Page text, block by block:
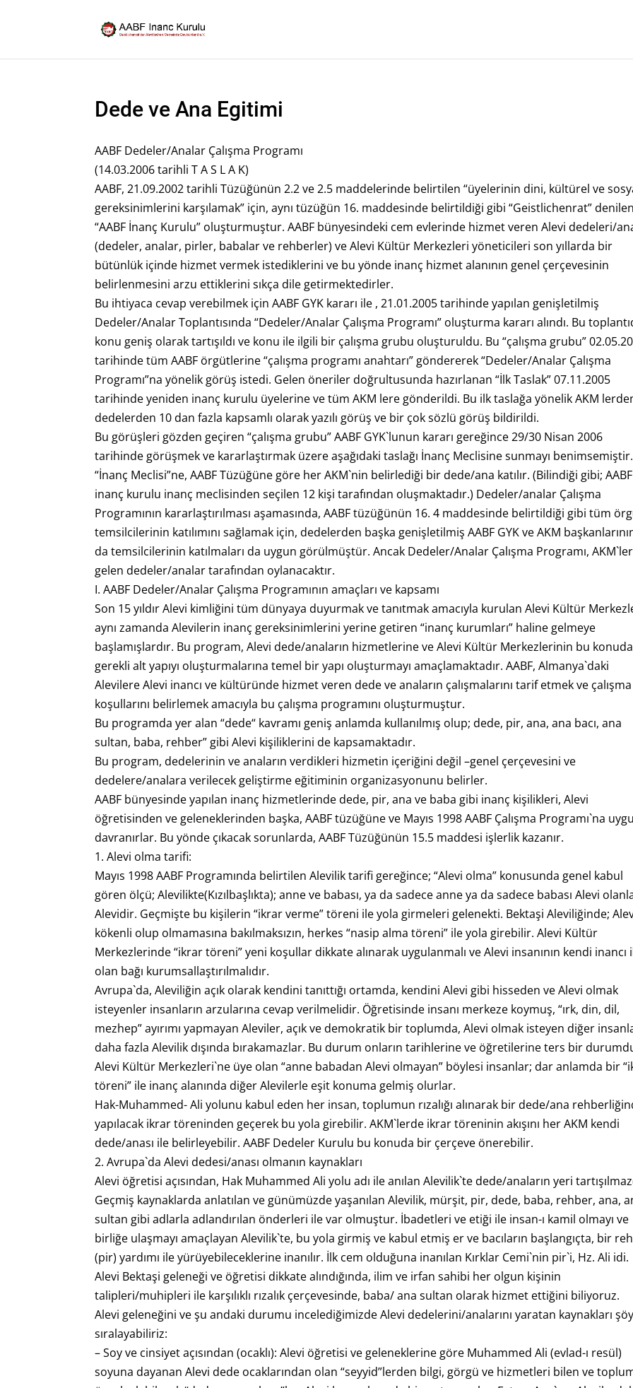
Dede ve Ana Egitimi
AABF Dedeler/Analar Çalışma Programı
(14.03.2006 tarihli T A S L A K)
AABF, 21.09.2002 tarihli Tüzüğünün 2.2 ve 2.5 maddelerinde belirtilen “üyelerinin dini, kültürel ve
gereksinimlerini karşılamak” için, aynı tüzüğün 16. maddesinde belirtildiği gibi “Geistlichenrat” denilen
“AABF İnanç Kurulu” oluşturmuştur. AABF bünyesindeki cem evlerinde hizmet veren Alevi dedeleri/
(dedeler, analar, pirler, babalar ve rehberler) ve Alevi Kültür Merkezleri yöneticileri son yıllarda bir
bütünlük içinde hizmet vermek istediklerini ve bu yönde inanç hizmet alanının genel çerçevesinin
belirlenmesini arzu ettiklerini sıkça dile getirmektedirler.
Bu ihtiyaca cevap verebilmek için AABF GYK kararı ile , 21.01.2005 tarihinde yapılan genişletilmiş
Dedeler/Analar Toplantısında “Dedeler/Analar Çalışma Programı” oluşturma kararı alındı. Bu
konu geniş olarak tartışıldı ve konu ile ilgili bir çalışma grubu oluşturuldu. Bu “çalışma grubu”
tarihinde tüm AABF örgütlerine “çalışma programı anahtarı” göndererek “Dedeler/Analar Çalışma
Programı”na yönelik görüş istedi. Gelen öneriler doğrultusunda hazırlanan “İlk Taslak” 07.11.2005
tarihinde yeniden inanç kurulu üyelerine ve tüm AKM lere gönderildi. Bu ilk taslağa yönelik AKM
dedelerden 10 dan fazla kapsamlı olarak yazılı görüş ve bir çok sözlü görüş bildirildi.
Bu görüşleri gözden geçiren “çalışma grubu” AABF GYK`lunun kararı gereğince 29/30 Nisan 2006
tarihinde görüşmek ve kararlaştırmak üzere aşağıdaki taslağı İnanç Meclisine sunmayı benimsemiştir.
“İnanç Meclisi”ne, AABF Tüzüğüne göre her AKM`nin belirlediği bir dede/ana katılır. (Bilindiği gibi; AABF
inanç kurulu inanç meclisinden seçilen 12 kişi tarafından oluşmaktadır.) Dedeler/analar Çalışma
Programının kararlaştırılması aşamasında, AABF tüzüğünün 16. 4 maddesinde belirtildiği gibi tüm
temsilcilerinin katılımını sağlamak için, dedelerden başka genişletilmiş AABF GYK ve AKM
da temsilcilerinin katılmaları da uygun görülmüştür. Ancak Dedeler/Analar Çalışma Programı,
gelen dedeler/analar tarafından oylanacaktır.
I. AABF Dedeler/Analar Çalışma Programının amaçları ve kapsamı
Son 15 yıldır Alevi kimliğini tüm dünyaya duyurmak ve tanıtmak amacıyla kurulan Alevi Kültür
aynı zamanda Alevilerin inanç gereksinimlerini yerine getiren “inanç kurumları” haline gelmeye
başlamışlardır. Bu program, Alevi dede/anaların hizmetlerine ve Alevi Kültür Merkezlerinin bu konuda
gerekli alt yapıyı oluşturmalarına temel bir yapı oluşturmayı amaçlamaktadır. AABF, Almanya`daki
Alevilere Alevi inancı ve kültüründe hizmet veren dede ve anaların çalışmalarını tarif etmek ve çalışma
koşullarını belirlemek amacıyla bu çalışma programını oluşturmuştur.
Bu programda yer alan “dede“ kavramı geniş anlamda kullanılmış olup; dede, pir, ana, ana bacı, ana
sultan, baba, rehber” gibi Alevi kişiliklerini de kapsamaktadır.
Bu program, dedelerinin ve anaların verdikleri hizmetin içeriğini değil –genel çerçevesini ve
dedelere/analara verilecek geliştirme eğitiminin organizasyonunu belirler.
AABF bünyesinde yapılan inanç hizmetlerinde dede, pir, ana ve baba gibi inanç kişilikleri, Alevi
öğretisinden ve geleneklerinden başka, AABF tüzüğüne ve Mayıs 1998 AABF Çalışma Programı`na
davranırlar. Bu yönde çıkacak sorunlarda, AABF Tüzüğünün 15.5 maddesi işlerlik kazanır.
1. Alevi olma tarifi:
Mayıs 1998 AABF Programında belirtilen Alevilik tarifi gereğince; “Alevi olma” konusunda genel kabul
gören ölçü; Alevilikte(Kızılbaşlıkta); anne ve babası, ya da sadece anne ya da sadece babası Alevi
Alevidir. Geçmişte bu kişilerin “ikrar verme” töreni ile yola girmeleri gelenekti. Bektaşi Aleviliğinde;
kökenli olup olmamasına bakılmaksızın, herkes “nasip alma töreni” ile yola girebilir. Alevi Kültür
Merkezlerinde “ikrar töreni” yeni koşullar dikkate alınarak uygulanmalı ve Alevi insanının kendi inancı
olan bağı kurumsallaştırılmalıdır.
Avrupa`da, Aleviliğin açık olarak kendini tanıttığı ortamda, kendini Alevi gibi hisseden ve Alevi olmak
isteyenler insanların arzularına cevap verilmelidir. Öğretisinde insanı merkeze koymuş, “ırk, din, dil,
mezhep” ayırımı yapmayan Aleviler, açık ve demokratik bir toplumda, Alevi olmak isteyen diğer
daha fazla Alevilik dışında bırakamazlar. Bu durum onların tarihlerine ve öğretilerine ters bir
Alevi Kültür Merkezleri`ne üye olan “anne babadan Alevi olmayan” böylesi insanlar; dar anlamda bir
töreni” ile inanç alanında diğer Alevilerle eşit konuma gelmiş olurlar.
Hak-Muhammed- Ali yolunu kabul eden her insan, toplumun rızalığı alınarak bir dede/ana
yapılacak ikrar töreninden geçerek bu yola girebilir. AKM`lerde ikrar töreninin akışını her AKM kendi
dede/anası ile belirleyebilir. AABF Dedeler Kurulu bu konuda bir çerçeve önerebilir.
2. Avrupa`da Alevi dedesi/anası olmanın kaynakları
Alevi öğretisi açısından, Hak Muhammed Ali yolu adı ile anılan Alevilik`te dede/anaların yeri
Geçmiş kaynaklarda anlatılan ve günümüzde yaşanılan Alevilik, mürşit, pir, dede, baba, rehber, ana,
sultan gibi adlarla adlandırılan önderleri ile var olmuştur. İbadetleri ve etiği ile insan-ı kamil olmayı ve
birliğe ulaşmayı amaçlayan Alevilik`te, bu yola girmiş ve kabul etmiş er ve bacıların başlangıçta, bir
(pir) yardımı ile yürüyebileceklerine inanılır. İlk cem olduğuna inanılan Kırklar Cemi`nin pir`i, Hz. Ali idi.
Alevi Bektaşi geleneği ve öğretisi dikkate alındığında, ilim ve irfan sahibi her olgun kişinin
talipleri/muhipleri ile karşılıklı rızalık çerçevesinde, baba/ ana sultan olarak hizmet ettiğini biliyoruz.
Alevi geleneğini ve şu andaki durumu incelediğimizde Alevi dedelerini/analarını yaratan kaynakları
sıralayabiliriz:
– Soy ve cinsiyet açısından (ocaklı): Alevi öğretisi ve geleneklerine göre Muhammed Ali (evlad-ı resül)
soyuna dayanan Alevi dede ocaklarından olan “seyyid”lerden bilgi, görgü ve hizmetleri bilen ve